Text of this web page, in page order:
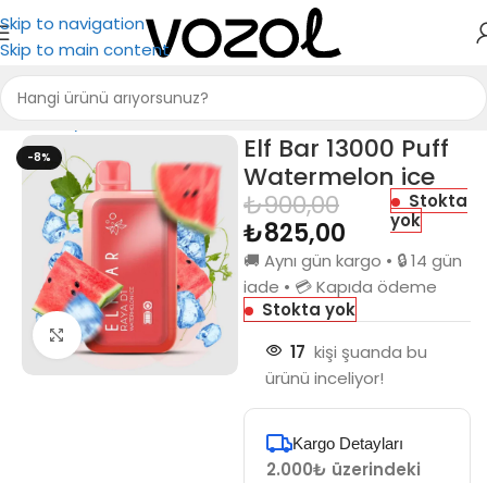
Skip to navigation
Skip to main content
Ana Sayfa Elf Bar Elf Bar 13000 Puff RAYA D1
-8%
Büyütmek için tıkla
Elf Bar 13000 Puff
Watermelon ice
₺900,00
₺825,00
Stokta
yok
🚚 Aynı gün kargo • 🔒 14 gün
iade • 💳 Kapıda ödeme
Stokta yok
17 kişi şuanda bu
ürünü inceliyor!
Kargo Detayları
2.000₺ üzerindeki